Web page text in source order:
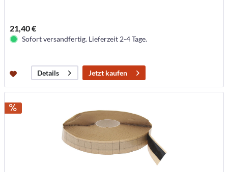
21,40 €
Sofort versandfertig. Lieferzeit 2-4 Tage.
Details Jetzt kaufen